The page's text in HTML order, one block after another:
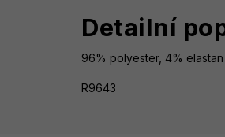
Detailní
96% polyester, 4% elastan
R9643